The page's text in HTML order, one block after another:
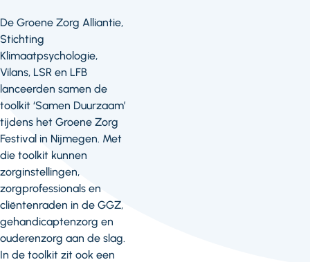
De Groene Zorg Alliantie,
Stichting
Klimaatpsychologie,
Vilans, LSR en LFB
lanceerden samen de
toolkit ‘Samen Duurzaam’
tijdens het Groene Zorg
Festival in Nijmegen. Met
die toolkit kunnen
zorginstellingen,
zorgprofessionals en
cliëntenraden in de GGZ,
gehandicaptenzorg en
ouderenzorg aan de slag.
In de toolkit zit ook een